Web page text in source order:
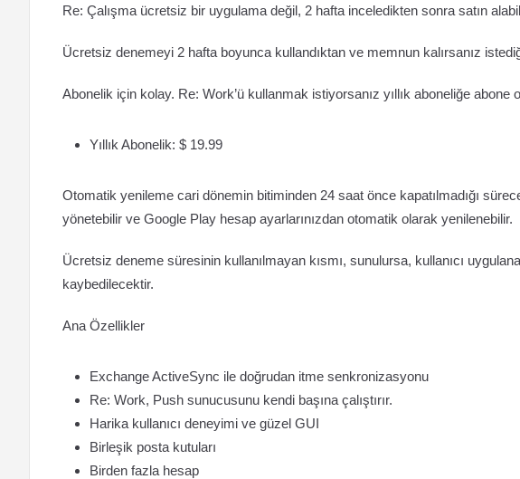
Re: Çalışma ücretsiz bir uygulama değil, 2 hafta inceledikten sonra satın
Ücretsiz denemeyi 2 hafta boyunca kullandıktan ve memnun kalırsanız
Abonelik için kolay. Re: Work’ü kullanmak istiyorsanız yıllık aboneliğe abone
Yıllık Abonelik: $ 19.99
Otomatik yenileme cari dönemin bitiminden 24 saat önce kapatılmadığı
yönetebilir ve Google Play hesap ayarlarınızdan otomatik olarak yenilenebilir.
Ücretsiz deneme süresinin kullanılmayan kısmı, sunulursa, kullanıcı
kaybedilecektir.
Ana Özellikler
Exchange ActiveSync ile doğrudan itme senkronizasyonu
Re: Work, Push sunucusunu kendi başına çalıştırır.
Harika kullanıcı deneyimi ve güzel GUI
Birleşik posta kutuları
Birden fazla hesap